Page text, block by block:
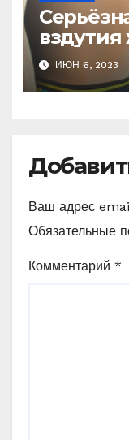
вздутия
лет.
это
ИЮН 6, 2023
Ваш адрес
Обязательные
Комментарий *